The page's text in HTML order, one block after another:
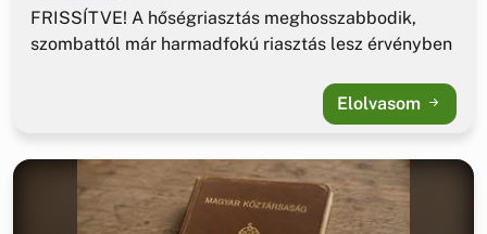
FRISSÍTVE! A hőségriasztás meghosszabbodik,
szombattól már harmadfokú riasztás lesz érvényben
Elolvasom